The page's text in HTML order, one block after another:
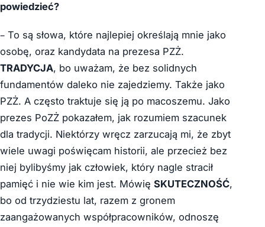
powiedzieć?
– To są słowa, które najlepiej określają mnie jako
osobę, oraz kandydata na prezesa PZŻ.
TRADYCJA, bo uważam, że bez solidnych
fundamentów daleko nie zajedziemy. Także jako
PZŻ. A często traktuje się ją po macoszemu. Jako
prezes PoZŻ pokazałem, jak rozumiem szacunek
dla tradycji. Niektórzy wręcz zarzucają mi, że zbyt
wiele uwagi poświęcam historii, ale przecież bez
niej bylibyśmy jak człowiek, który nagle stracił
pamięć i nie wie kim jest. Mówię SKUTECZNOŚĆ,
bo od trzydziestu lat, razem z gronem
zaangażowanych współpracowników, odnoszę